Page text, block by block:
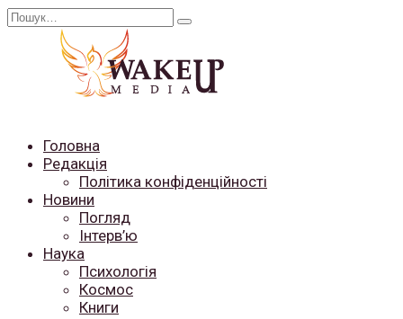
Перейти
Search
Головна
Редакція
Політика конфіденційності
Новини
Погляд
Інтерв’ю
Наука
Психологія
Космос
Книги